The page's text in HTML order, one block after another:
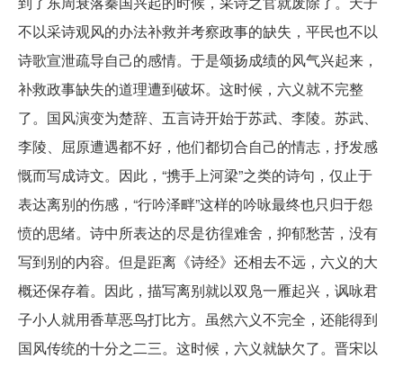
不以采诗观风的办法补救并考察政事的缺失，平民也不以
诗歌宣泄疏导自己的感情。于是颂扬成绩的风气兴起来，
补救政事缺失的道理遭到破坏。这时候，六义就不完整
了。国风演变为楚辞、五言诗开始于苏武、李陵。苏武、
李陵、屈原遭遇都不好，他们都切合自己的情志，抒发感
慨而写成诗文。因此，“携手上河梁”之类的诗句，仅止于
表达离别的伤感，“行吟泽畔”这样的吟咏最终也只归于怨
愤的思绪。诗中所表达的尽是彷徨难舍，抑郁愁苦，没有
写到别的内容。但是距离《诗经》还相去不远，六义的大
概还保存着。因此，描写离别就以双凫一雁起兴，讽咏君
子小人就用香草恶鸟打比方。虽然六义不完全，还能得到
国风传统的十分之二三。这时候，六义就缺欠了。晋宋以